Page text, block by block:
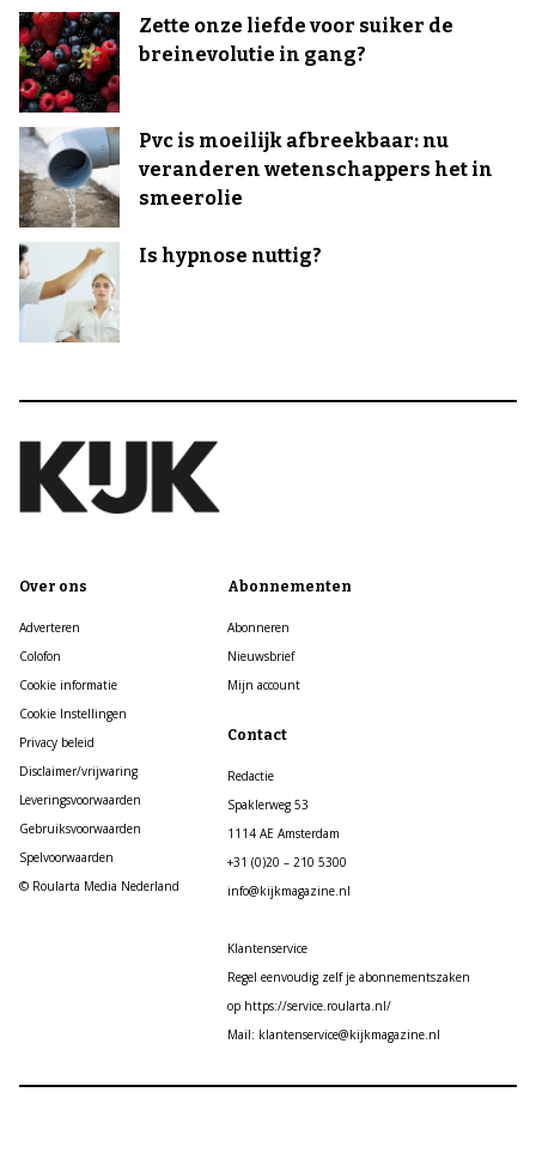
Zette onze liefde voor suiker de
breinevolutie in gang?
Pvc is moeilijk afbreekbaar: nu
veranderen wetenschappers het in
smeerolie
Is hypnose nuttig?
Over ons
Adverteren
Colofon
Cookie informatie
Cookie Instellingen
Privacy beleid
Disclaimer/vrijwaring
Leveringsvoorwaarden
Gebruiksvoorwaarden
Spelvoorwaarden
© Roularta Media Nederland
Abonnementen
Abonneren
Nieuwsbrief
Mijn account
Contact
Redactie
Spaklerweg 53
1114 AE Amsterdam
+31 (0)20 – 210 5300
info@kijkmagazine.nl
Klantenservice
Regel eenvoudig zelf je abonnementszaken
op https://service.roularta.nl/
Mail: klantenservice@kijkmagazine.nl